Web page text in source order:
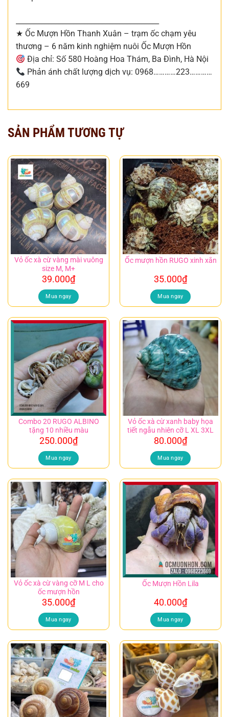
★ Ốc Mượn Hồn Thanh Xuân – trạm ốc chạm yêu
thương – 6 năm kinh nghiệm nuôi Ốc Mượn Hồn
Địa chỉ: Số 580 Hoàng Hoa Thám, Ba Đình, Hà Nội
Phản ánh chất lượng dịch vụ: 0968…………223…………
669
SẢN PHẨM TƯƠNG TỰ
Vỏ ốc xà cừ vàng mài vuông
size M, M+
39.000₫
Mua ngay
Ốc mượn hồn RUGO xinh xắn
35.000₫
Mua ngay
Combo 20 RUGO ALBINO
tặng 10 nhiều màu
250.000₫
Mua ngay
Vỏ ốc xà cừ xanh baby họa
tiết ngẫu nhiên cỡ L XL 3XL
80.000₫
Mua ngay
Vỏ ốc xà cừ vàng cỡ M L cho
ốc mượn hồn
35.000₫
Mua ngay
Ốc Mượn Hồn Lila
40.000₫
Mua ngay